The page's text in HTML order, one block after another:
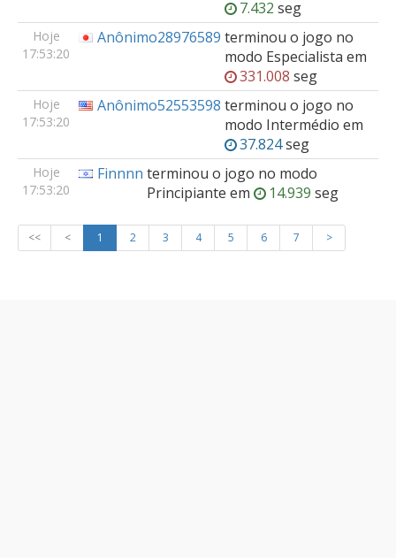
7.432 seg
Hoje
17:53:20
Anônimo28976589 terminou o jogo no
modo Especialista em
331.008 seg
Hoje
17:53:20
Anônimo52553598 terminou o jogo no
modo Intermédio em
37.824seg
Hoje
17:53:20
Finnnn terminou o jogo no modo
Principiante em 14.939 seg
<< < 1 2 3 4 5 6 7 >